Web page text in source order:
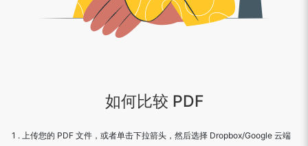
如何比较 PDF
1 . 上传您的 PDF 文件，或者单击下拉箭头，然后选择 Dropbox/Google 云端